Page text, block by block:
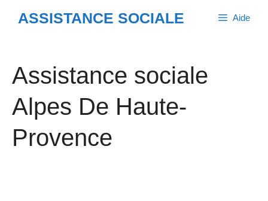
ASSISTANCE SOCIALE Aide
Assistance sociale
Alpes De Haute-
Provence